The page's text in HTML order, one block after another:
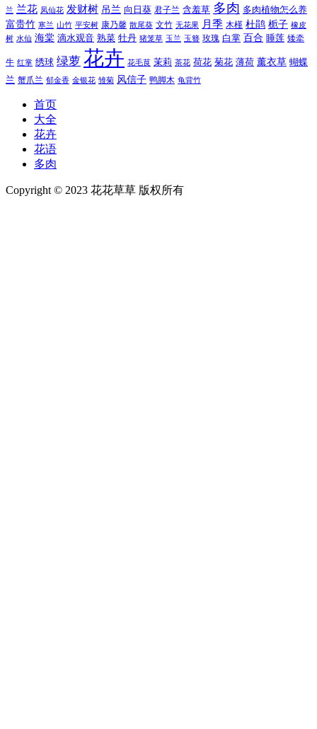
兰 兰花 凤仙花 发财树 吊兰 向日葵 君子兰 含羞草 多肉 多肉植物怎么养
富贵竹 寒兰 山竹 平安树 康乃馨 散尾葵 文竹 无花果 月季 木槿 杜鹃 栀子 橡皮
树 水仙 海棠 滴水观音 熟菜 牡丹 猪笼草 玉兰 玉簪 玫瑰 白掌 百合 睡莲 矮牵
牛 红掌 绣球 绿萝 花卉 花毛茛 茉莉 茶花 荷花 菊花 薄荷 薰衣草 蝴蝶
兰 蟹爪兰 郁金香 金银花 雏菊 风信子 鸭脚木 龟背竹
首页
大全
花卉
花语
多肉
Copyright © 2023 花花草草 版权所有